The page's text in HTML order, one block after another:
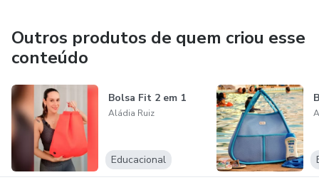
Outros produtos de quem criou esse
conteúdo
Bolsa Fit 2 em 1
Aládia Ruiz
Educacional